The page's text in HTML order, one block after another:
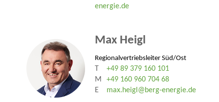
energie.de
Max Heigl
Regionalvertriebsleiter Süd/Ost
+49 89 379 160 101
M
+49 160 960 704 68
E
max.heigl@berg-energie.de